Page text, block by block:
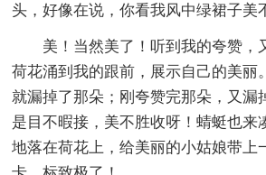
头，好像在说，你看我风中绿裙子美
美！当然美了！听到我的夸赞，
荷花涌到我的跟前，展示自己的美丽
就漏掉了那朵；刚夸赞完那朵，又漏
是目不暇接，美不胜收呀！蜻蜓也来
地落在荷花上，给美丽的小姑娘带上